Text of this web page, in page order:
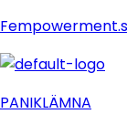
PANIKLÄMNA